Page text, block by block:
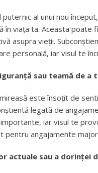
al unui nou
în viața ta. Aceasta poate
asupra vieții.
personală, iar visul te
sau teamă de a
este însoțit de
legată de
iar visul te
pentru angajamente
actuale sau a dorinței